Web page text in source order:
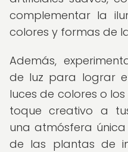
complementar la
colores y formas de
Además,
de luz para lograr
luces de colores o
toque creativo a
una atmósfera
de las plantas de